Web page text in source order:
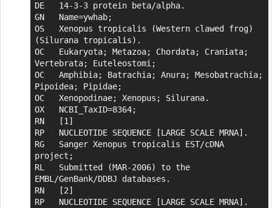
DE   14-3-3 protein beta/alpha.
GN   Name=ywhab;
OS   Xenopus tropicalis (Western clawed frog)
(Silurana tropicalis).
OC   Eukaryota; Metazoa; Chordata; Craniata;
Vertebrata; Euteleostomi;
OC   Amphibia; Batrachia; Anura; Mesobatrachia;
Pipoidea; Pipidae;
OC   Xenopodinae; Xenopus; Silurana.
OX   NCBI_TaxID=8364;
RN   [1]
RP   NUCLEOTIDE SEQUENCE [LARGE SCALE MRNA].
RG   Sanger Xenopus tropicalis EST/cDNA
project;
RL   Submitted (MAR-2006) to the
EMBL/GenBank/DDBJ databases.
RN   [2]
RP   NUCLEOTIDE SEQUENCE [LARGE SCALE MRNA].